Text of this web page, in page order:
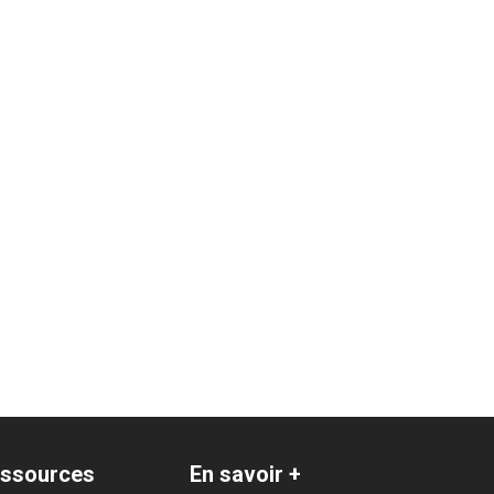
En savoir +